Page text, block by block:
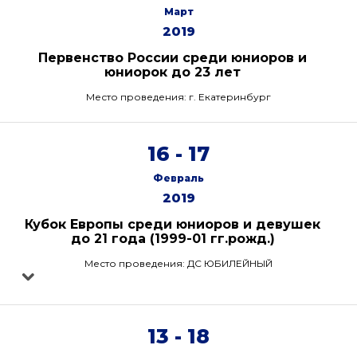
Март
2019
Первенство России среди юниоров и
юниорок до 23 лет
Место проведения: г. Екатеринбург
16 - 17
Февраль
2019
Кубок Европы среди юниоров и девушек
до 21 года (1999-01 гг.рожд.)
Место проведения: ДС ЮБИЛЕЙНЫЙ
13 - 18